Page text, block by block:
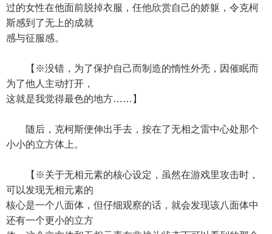
过的女性在他面前脱掉衣服，任他欣赏自己的娇躯，令克柯
斯感到了无上的成就
感与征服感。
【※没错，为了保护自己而制造的惰性外壳，因催眠而
为了他人主动打开，
这就是我觉得最色的地方……】
随后，克柯斯便伸出手去，按在了无相之雷中心处那个
小小的立方体上。
【※关于无相元素的核心设定，虽然在游戏里攻击时，
可以发现无相元素的
核心是一个八面体，但仔细观察的话，就会发现该八面体中
还有一个更小的立方